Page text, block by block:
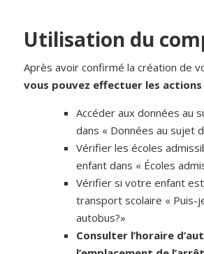
Utilisation du
Après avoir confirmé la création de
vous pouvez effectuer les
Accéder aux données au
dans « Données au sujet
Vérifier les écoles
enfant dans « Écoles
Vérifier si votre enfant
transport scolaire « Puis-
autobus?»
Consulter l’horaire